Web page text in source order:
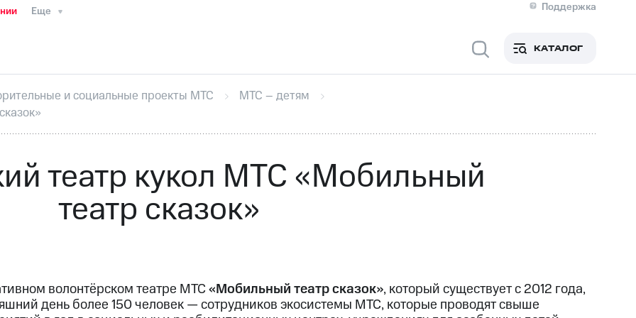
Еще
Поддержка
Медиа-центр
ИнтервьюФинансовая отчетностьКонтактыПригласить спикера
секретарьРаскрытие информацииИнформация акционерам
кабинет акционера
выкупа акцийДивидендыРынок облигаций Описание
Устойчивое развитие
Комплаенс и деловая этика
КАТАЛОГ
и социальные проекты МТС
МТС – детям
театр кукол МТС «Мобильный
театр сказок»
волонтёрском театре МТС«Мобильный театр сказок», который существует с 2012 года,
день более 150 человек — сотрудников экосистемы МТС, которые проводят свыше